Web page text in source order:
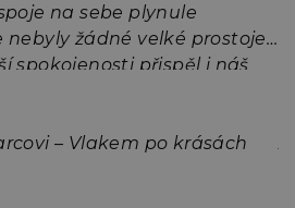
na sebe plynule
žádné velké prostoje.
spokojenosti přispěl i náš
svými znalostmi a
– Vlakem po krásách